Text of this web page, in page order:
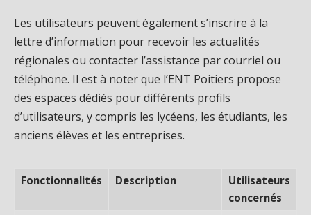
Les utilisateurs peuvent également s’inscrire à la
lettre d’information pour recevoir les actualités
régionales ou contacter l’assistance par courriel ou
téléphone. Il est à noter que l’ENT Poitiers propose
des espaces dédiés pour différents profils
d’utilisateurs, y compris les lycéens, les étudiants, les
anciens élèves et les entreprises.
Fonctionnalités Description
Utilisateurs
concernés